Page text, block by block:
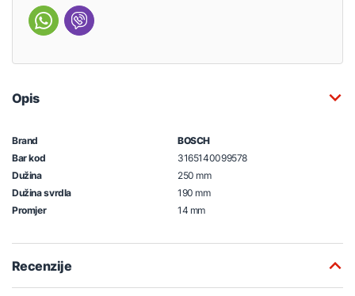
Opis
Brand
BOSCH
Bar kod
3165140099578
Dužina
250 mm
Dužina svrdla
190 mm
Promjer
14 mm
Recenzije